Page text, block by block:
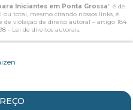
Iniciantes em Ponta Grossa" é de
total, mesmo citando nossos links, é
violação de direito autoral – artigo 184
- Lei de direitos autorais.